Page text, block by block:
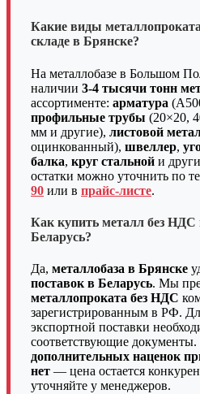
Какие виды
складе в Брянске?
На металлобазе в Большом
наличии 3-4 тысячи тонн
ассортименте: арматура
профильные трубы (20×20,
мм и другие), листовой
оцинкованный), швеллер,
балка, круг стальной и
остатки можно уточнить по
90 или в прайс-листе.
Как купить металл без НДС
Беларусь?
Да, металлобаза в Брянске
поставок в Беларусь. Мы
металлопроката без НДС
зарегистрированным в РФ.
экспортной поставки
соответствующие документы.
дополнительных наценок
нет — цена остается
уточняйте у менеджеров.